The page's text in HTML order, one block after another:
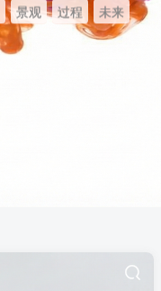
景观 过程 未来